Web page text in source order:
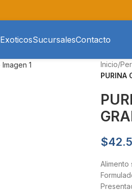
ExoticosSucursalesContacto
Inicio/
PURINA
$
Alimento